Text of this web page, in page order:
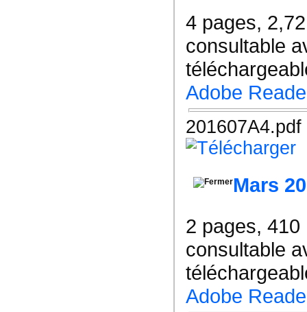
4 pages,
consultable
Adobe
201607A4.pdf
Mars
2 pages,
consultable
Adobe